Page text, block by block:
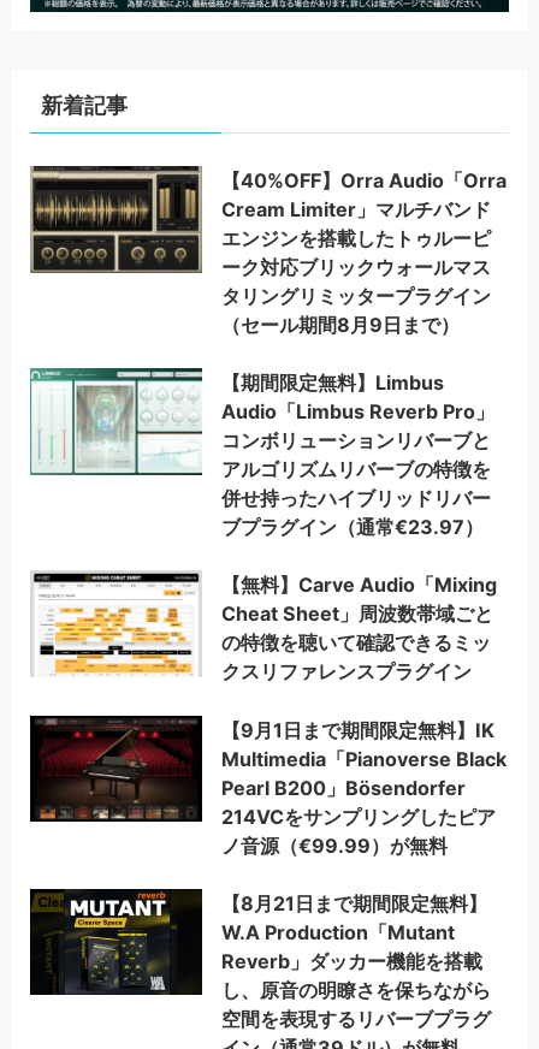
新着記事
【40%OFF】Orra Audio「Orra
Cream Limiter」マルチバンド
エンジンを搭載したトゥルーピ
ーク対応ブリックウォールマス
タリングリミッタープラグイン
（セール期間8月9日まで）
【期間限定無料】Limbus
Audio「Limbus Reverb Pro」
コンボリューションリバーブと
アルゴリズムリバーブの特徴を
併せ持ったハイブリッドリバー
ブプラグイン（通常€23.97）
【無料】Carve Audio「Mixing
Cheat Sheet」周波数帯域ごと
の特徴を聴いて確認できるミッ
クスリファレンスプラグイン
【9月1日まで期間限定無料】IK
Multimedia「Pianoverse Black
Pearl B200」Bösendorfer
214VCをサンプリングしたピア
ノ音源（€99.99）が無料
【8月21日まで期間限定無料】
W.A Production「Mutant
Reverb」ダッカー機能を搭載
し、原音の明瞭さを保ちながら
空間を表現するリバーブプラグ